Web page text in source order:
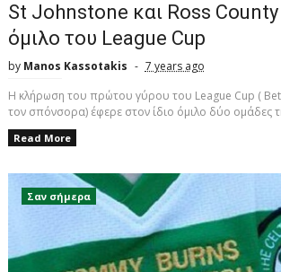
St Johnstone και Ross County
όμιλο του League Cup
by Manos Kassotakis
7 years ago
H κλήρωση του πρώτου γύρου του League Cup (
τον σπόνσορα) έφερε στον ίδιο όμιλο δύο ομάδες
Read More
Σαν σήμερα